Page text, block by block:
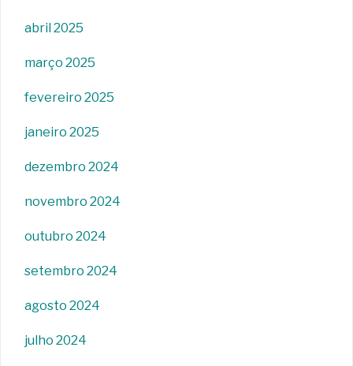
abril 2025
março 2025
fevereiro 2025
janeiro 2025
dezembro 2024
novembro 2024
outubro 2024
setembro 2024
agosto 2024
julho 2024